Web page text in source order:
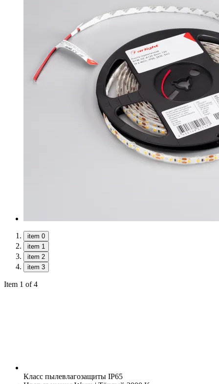
item 0
item 1
item 2
item 3
Item 1 of 4
Класс пылевлагозащиты IP65